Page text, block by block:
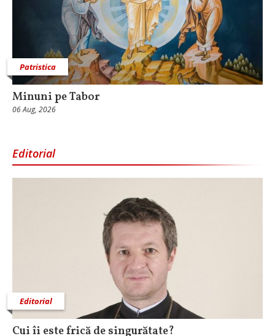
Patristica
Minuni pe Tabor
06 Aug, 2026
Editorial
Editorial
Cui îi este frică de singurătate?